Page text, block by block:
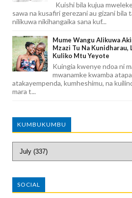
Kuishi bila kujua
sawa na kusafiri gerezani au gizani bila
nilikuwa nikihangaika sana kuf...
Mume Wangu Alikuwa
Mzazi Tu Na
Kuliko Mtu Yeyote
Kuingia kwenye ndoa ni
mwanamke kwamba
atakayempenda, kumheshimu, na
mara t...
KUMBUKUMBU
SOCIAL